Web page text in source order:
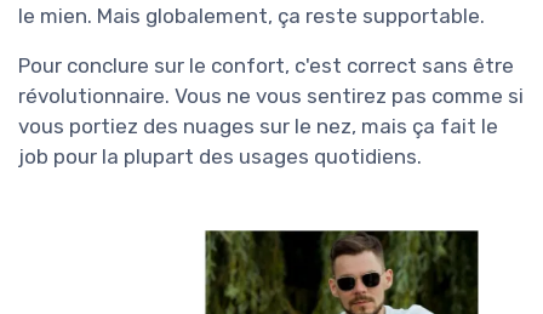
le mien. Mais globalement, ça reste supportable.
Pour conclure sur le confort, c'est correct sans être
révolutionnaire. Vous ne vous sentirez pas comme si
vous portiez des nuages sur le nez, mais ça fait le
job pour la plupart des usages quotidiens.